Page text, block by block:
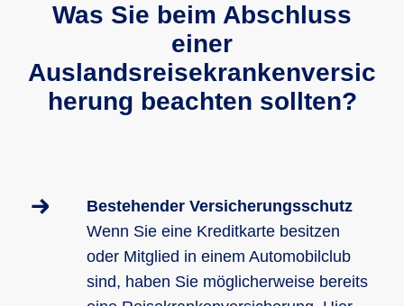
Was Sie beim Abschluss
einer
Auslandsreisekrankenversic
herung beachten sollten?
Bestehender Versicherungsschutz
Wenn Sie eine Kreditkarte besitzen
oder Mitglied in einem Automobilclub
sind, haben Sie möglicherweise bereits